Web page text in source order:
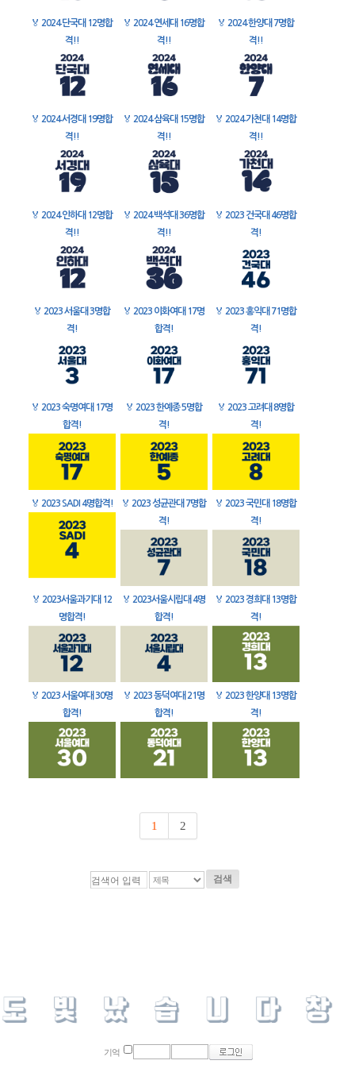
🏅 2024 단국대 12명합
격!!
🏅 2024 연세대 16명합
격!!
🏅 2024 한양대 7명합
격!!
🏅 2024 서경대 19명합
격!!
🏅 2024 삼육대 15명합
격!!
🏅 2024 가천대 14명합
격!!
🏅 2024 인하대 12명합
격!!
🏅 2024 백석대 36명합
격!!
🏅 2023 건국대 46명합
격!
🏅 2023 서울대 3명합
격!
🏅 2023 이화여대 17명
합격!
🏅 2023 홍익대 71명합
격!
🏅 2023 숙명여대 17명
합격!
🏅 2023 한예종 5명합
격!
🏅 2023 고려대 8명합
격!
🏅 2023 SADI 4명합격! 🏅 2023 성균관대 7명합
격!
🏅 2023 국민대 18명합
격!
🏅 2023서울과기대 12
명합격!
🏅 2023서울시립대 4명
합격!
🏅 2023 경희대 13명합
격!
🏅 2023 서울여대 30명
합격!
🏅 2023 동덕여대 21명
합격!
🏅 2023 한양대 13명합
격!
1 2
검색
기억